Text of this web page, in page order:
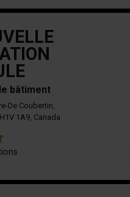
bâtiment
De Coubertin,
1A9, Canada